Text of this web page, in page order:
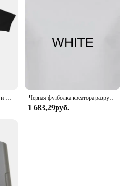
Черная футболка креатора разрушения гонения
1 683,29руб.